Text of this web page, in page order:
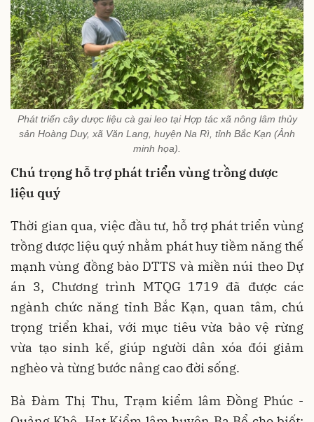
Phát triển cây dược liệu cà gai leo tại Hợp tác xã nông lâm thủy
sản Hoàng Duy, xã Văn Lang, huyện Na Rì, tỉnh Bắc Kạn (Ảnh
minh họa).
Chú trọng hỗ trợ phát triển vùng trồng dược
liệu quý
Thời gian qua, việc đầu tư, hỗ trợ phát triển vùng
trồng dược liệu quý nhằm phát huy tiềm năng thế
mạnh vùng đồng bào DTTS và miền núi theo Dự
án 3, Chương trình MTQG 1719 đã được các
ngành chức năng tỉnh Bắc Kạn, quan tâm, chú
trọng triển khai, với mục tiêu vừa bảo vệ rừng
vừa tạo sinh kế, giúp người dân xóa đói giảm
nghèo và từng bước nâng cao đời sống.
Bà Đàm Thị Thu, Trạm kiểm lâm Đồng Phúc -